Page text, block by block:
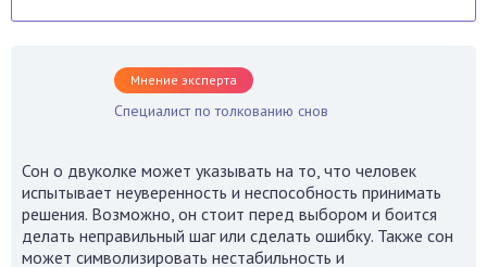
Мнение эксперта
Специалист по толкованию снов
Сон о двуколке может указывать на то, что человек
испытывает неуверенность и неспособность принимать
решения. Возможно, он стоит перед выбором и боится
делать неправильный шаг или сделать ошибку. Также сон
может символизировать нестабильность и